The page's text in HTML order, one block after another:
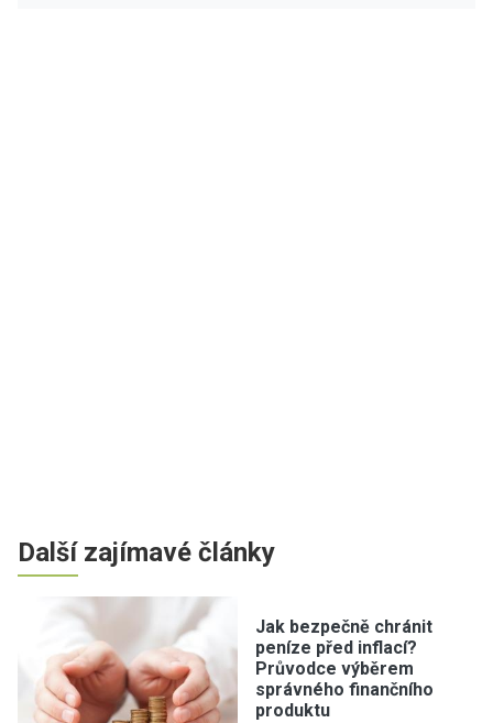
Další zajímavé články
Jak bezpečně chránit
peníze před inflací?
Průvodce výběrem
správného finančního
produktu